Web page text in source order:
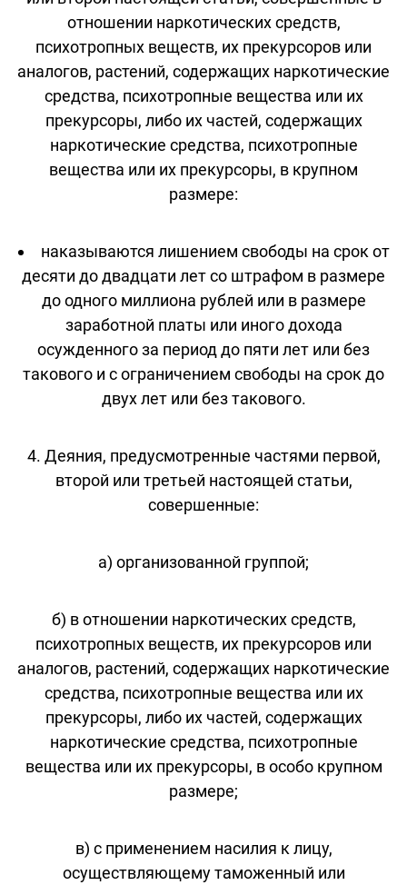
отношении наркотических средств,
психотропных веществ, их прекурсоров или
аналогов, растений, содержащих наркотические
средства, психотропные вещества или их
прекурсоры, либо их частей, содержащих
наркотические средства, психотропные
вещества или их прекурсоры, в крупном
размере:
наказываются лишением свободы на срок от
десяти до двадцати лет со штрафом в размере
до одного миллиона рублей или в размере
заработной платы или иного дохода
осужденного за период до пяти лет или без
такового и с ограничением свободы на срок до
двух лет или без такового.
4. Деяния, предусмотренные частями первой,
второй или третьей настоящей статьи,
совершенные:
а) организованной группой;
б) в отношении наркотических средств,
психотропных веществ, их прекурсоров или
аналогов, растений, содержащих наркотические
средства, психотропные вещества или их
прекурсоры, либо их частей, содержащих
наркотические средства, психотропные
вещества или их прекурсоры, в особо крупном
размере;
в) с применением насилия к лицу,
осуществляющему таможенный или